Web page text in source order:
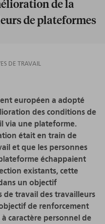
de la
de plateformes
DE TRAVAIL
européen a adopté
des conditions de
via une plateforme.
était en train de
et que les personnes
échappaient
existants, cette
un objectif
de travail des travailleurs
de renforcement
caractère personnel de